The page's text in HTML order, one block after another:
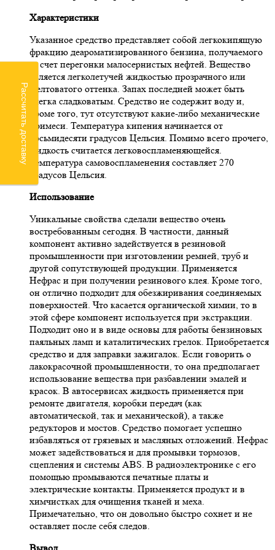
Характеристики
Указанное средство представляет собой легкокипящую
фракцию деароматизированного бензина, получаемого
за счет перегонки малосернистых нефтей. Вещество
является легколетучей жидкостью прозрачного или
желтоватого оттенка. Запах последней может быть
слегка сладковатым. Средство не содержит воду и,
кроме того, тут отсутствуют какие-либо механические
примеси. Температура кипения начинается от
восьмидесяти градусов Цельсия. Помимо всего прочего,
жидкость считается легковоспламеняющейся.
Температура самовоспламенения составляет 270
градусов Цельсия.
Использование
Уникальные свойства сделали вещество очень
востребованным сегодня. В частности, данный
компонент активно задействуется в резиновой
промышленности при изготовлении ремней, труб и
другой сопутствующей продукции. Применяется
Нефрас и при получении резинового клея. Кроме того,
он отлично подходит для обезжиривания соединяемых
поверхностей. Что касается органической химии, то в
этой сфере компонент используется при экстракции.
Подходит оно и в виде основы для работы бензиновых
паяльных ламп и каталитических грелок. Приобретается
средство и для заправки зажигалок. Если говорить о
лакокрасочной промышленности, то она предполагает
использование вещества при разбавлении эмалей и
красок. В автосервисах жидкость применяется при
ремонте двигателя, коробки передач (как
автоматической, так и механической), а также
редукторов и мостов. Средство помогает успешно
избавляться от грязевых и масляных отложений. Нефрас
может задействоваться и для промывки тормозов,
сцепления и системы ABS. В радиоэлектронике с его
помощью промываются печатные платы и
электрические контакты. Применяется продукт и в
химчистках для очищения тканей и меха.
Примечательно, что он довольно быстро сохнет и не
оставляет после себя следов.
Рассчитать доставку